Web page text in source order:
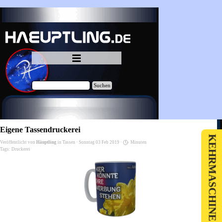
Menü überspringen
Suchen
Eigene Tassendruckerei
Veröffentlicht von Häuptling in Tassen · Sonntag 03 Feb 2019 ·
Minuten
Tags: Druckerei